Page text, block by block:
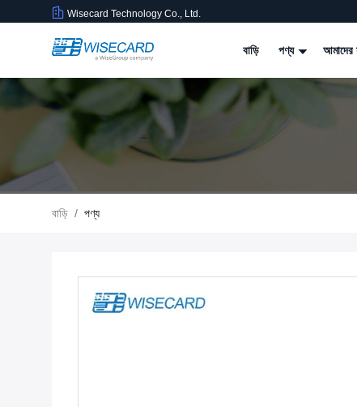
Wisecard Technology Co., Ltd.
বাড়ি পণ্য আমাদের
বাড়ি / পণ্য